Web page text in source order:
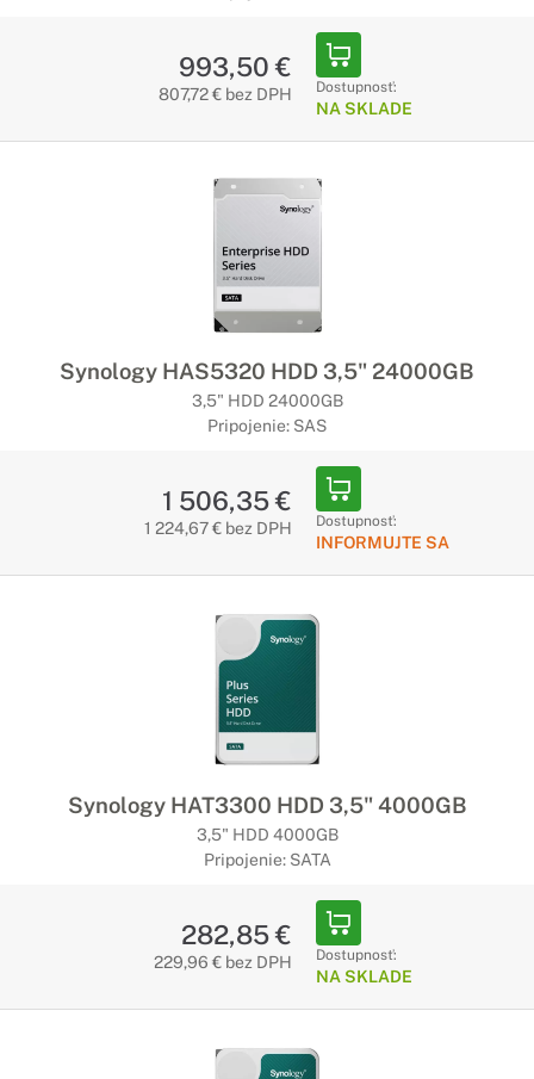
993,50 €
807,72 € bez DPH Dostupnosť:
NA SKLADE
Synology HAS5320 HDD 3,5" 24000GB
3,5" HDD 24000GB
Pripojenie: SAS
1 506,35 €
1 224,67 € bez DPH Dostupnosť:
INFORMUJTE SA
Synology HAT3300 HDD 3,5" 4000GB
3,5" HDD 4000GB
Pripojenie: SATA
282,85 €
229,96 € bez DPH Dostupnosť:
NA SKLADE